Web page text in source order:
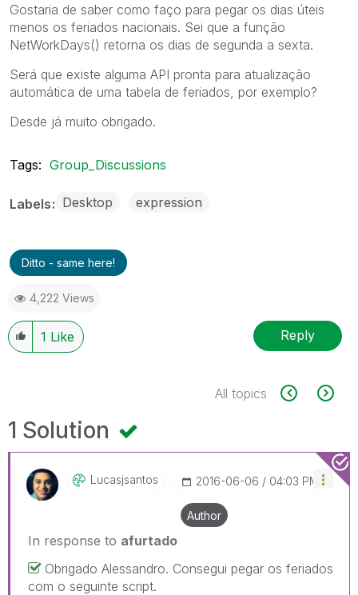
Gostaria de saber como faço para pegar os dias úteis
menos os feriados nacionais. Sei que a função
NetWorkDays() retorna os dias de segunda a sexta.
Será que existe alguma API pronta para atualização
automática de uma tabela de feriados, por exemplo?
Desde já muito obrigado.
Tags: Group_Discussions
Labels Desktop expression
Ditto - same here!
4,222 Views
1 Like Reply
All topics
1 Solution
Lucasjsantos ‎2016-06-06 04:03 PM
Author
In response to afurtado
Obrigado Alessandro. Consegui pegar os feriados
com o seguinte script.